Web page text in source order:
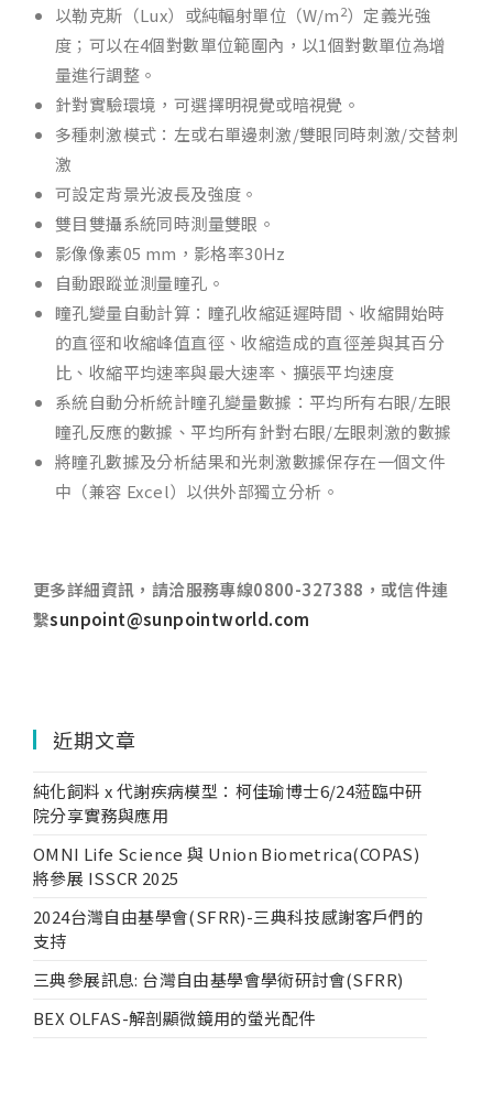
近期文章
純化飼料 x 代謝疾病模型：柯佳瑜博士6/24蒞臨中研
院分享實務與應用
OMNI Life Science 與 Union Biometrica(COPAS)
將參展 ISSCR 2025
2024台灣自由基學會(SFRR)-三典科技感謝客戶們的
支持
三典參展訊息: 台灣自由基學會學術研討會(SFRR)
BEX OLFAS-解剖顯微鏡用的螢光配件
以勒克斯（Lux）或純輻射單位（W/m2）定義光強
度；可以在4個對數單位範圍內，以1個對數單位為增
量進行調整。
針對實驗環境，可選擇明視覺或暗視覺。
多種刺激模式：左或右單邊刺激/雙眼同時刺激/交替刺
激
可設定背景光波長及強度。
雙目雙攝系統同時測量雙眼。
影像像素05 mm，影格率30Hz
自動跟蹤並測量瞳孔。
瞳孔變量自動計算：瞳孔收縮延遲時間、收縮開始時
的直徑和收縮峰值直徑、收縮造成的直徑差與其百分
比、收縮平均速率與最大速率、擴張平均速度
系統自動分析統計瞳孔變量數據：平均所有右眼/左眼
瞳孔反應的數據、平均所有針對右眼/左眼刺激的數據
將瞳孔數據及分析結果和光刺激數據保存在一個文件
中（兼容 Excel）以供外部獨立分析。
更多詳細資訊，請洽服務專線0800-327388 ，或信件連
繫sunpoint@sunpointworld.com